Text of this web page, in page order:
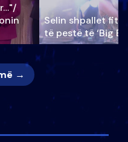
Selin shpallet
të pestë të ‘Big
→